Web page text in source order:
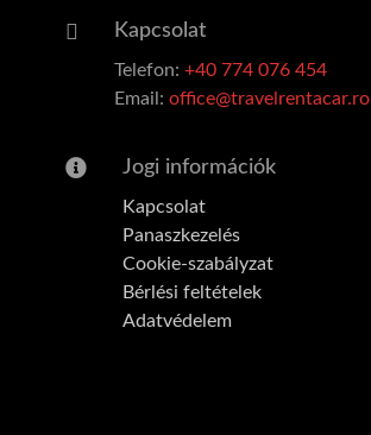
Kapcsolat
Telefon: +40 774 076 454
Email: office@travelrentacar.ro
Jogi információk
Kapcsolat
Panaszkezelés
Cookie-szabályzat
Bérlési feltételek
Adatvédelem